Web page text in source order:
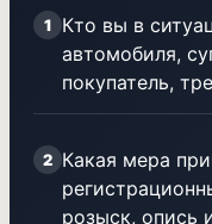
1
Кто вы в
автомобиля,
покупатель,
2 Какая мера
розыск, опись